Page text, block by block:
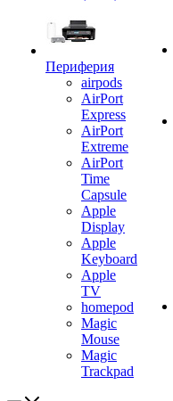
Периферия
airpods
AirPort
Express
AirPort
Extreme
AirPort
Time
Capsule
Apple
Display
Apple
Keyboard
Apple
TV
homepod
Magic
Mouse
Magic
Trackpad